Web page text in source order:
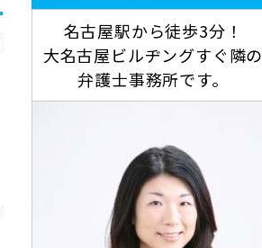
名古屋駅から徒歩3分！
大名古屋ビルヂングすぐ隣の
弁護士事務所です。